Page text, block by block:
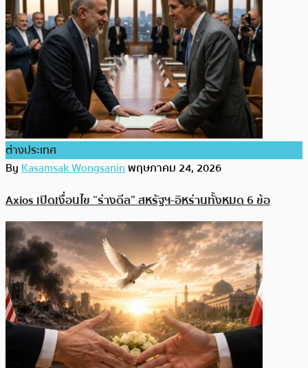
ต่างประเทศ
ByKasamsak Wongsaninพฤษภาคม 24, 2026
Axios เปิดเงื่อนไข “ร่างดีล” สหรัฐฯ-อิหร่านทั้งหมด 6 ข้อ